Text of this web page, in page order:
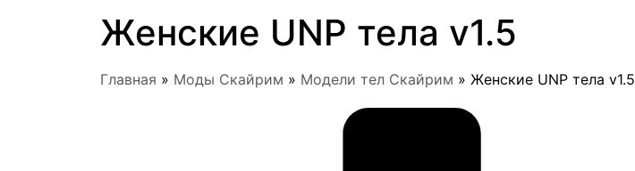
Женские UNP тела v1.5
Главная » Моды Скайрим » Модели тел Скайрим » Женские UNP тела v1.5